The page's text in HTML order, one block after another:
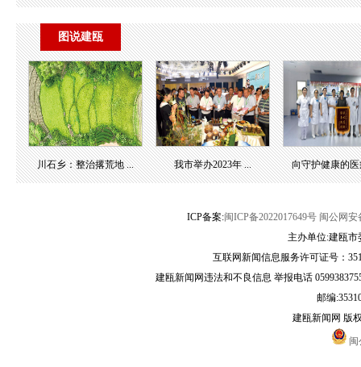
图说建瓯
川石乡：整治撂荒地 ... 我市举办2023年 ... 向守护健康的医
ICP备案:闽ICP备2022017649号 闽公网安
主办单位:建瓯
互联网新闻信息服务许可证号：
建瓯新闻网违法和不良信息 举报电话
邮编
建瓯新闻网 版
闽